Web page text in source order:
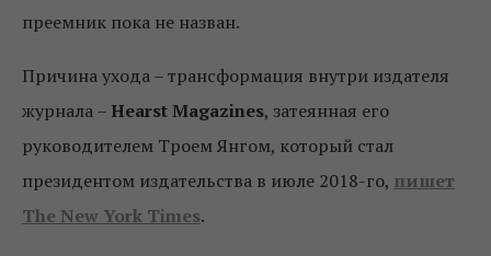
преемник пока не назван.
Причина ухода – трансформация внутри издателя
журнала – Hearst Magazines, затеянная его
руководителем Троем Янгом, который стал
президентом издательства в июле 2018-го, пишет
The New York Times.